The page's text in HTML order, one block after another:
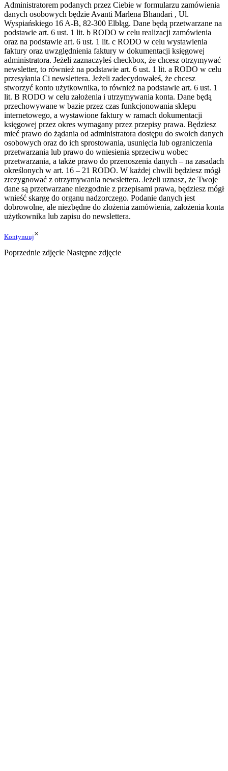
Administratorem podanych przez Ciebie w formularzu zamówienia
danych osobowych będzie Avanti Marlena Bhandari , Ul.
Wyspiańskiego 16 A-B, 82-300 Elbląg. Dane będą przetwarzane na
podstawie art. 6 ust. 1 lit. b RODO w celu realizacji zamówienia
oraz na podstawie art. 6 ust. 1 lit. c RODO w celu wystawienia
faktury oraz uwzględnienia faktury w dokumentacji księgowej
administratora. Jeżeli zaznaczyłeś checkbox, że chcesz otrzymywać
newsletter, to również na podstawie art. 6 ust. 1 lit. a RODO w celu
przesyłania Ci newslettera. Jeżeli zadecydowałeś, że chcesz
stworzyć konto użytkownika, to również na podstawie art. 6 ust. 1
lit. B RODO w celu założenia i utrzymywania konta. Dane będą
przechowywane w bazie przez czas funkcjonowania sklepu
internetowego, a wystawione faktury w ramach dokumentacji
księgowej przez okres wymagany przez przepisy prawa. Będziesz
mieć prawo do żądania od administratora dostępu do swoich danych
osobowych oraz do ich sprostowania, usunięcia lub ograniczenia
przetwarzania lub prawo do wniesienia sprzeciwu wobec
przetwarzania, a także prawo do przenoszenia danych – na zasadach
określonych w art. 16 – 21 RODO. W każdej chwili będziesz mógł
zrezygnować z otrzymywania newslettera. Jeżeli uznasz, że Twoje
dane są przetwarzane niezgodnie z przepisami prawa, będziesz mógł
wnieść skargę do organu nadzorczego. Podanie danych jest
dobrowolne, ale niezbędne do złożenia zamówienia, założenia konta
użytkownika lub zapisu do newslettera.
Kontynuuj×
Poprzednie zdjęcie Następne zdjęcie